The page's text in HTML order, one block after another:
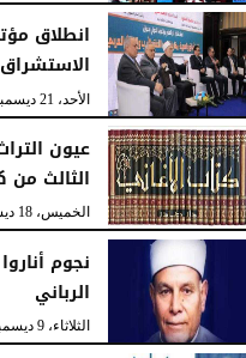
الثلاثاء، 10 فبراير 2026 09:07 مـ
انطلاق
الأحد، 21 ديسمبر 2025
عيون
الثالث من
الخميس، 18 ديسمبر 2025
نجوم
الرباني
الثلاثاء، 9 ديسمبر 2025